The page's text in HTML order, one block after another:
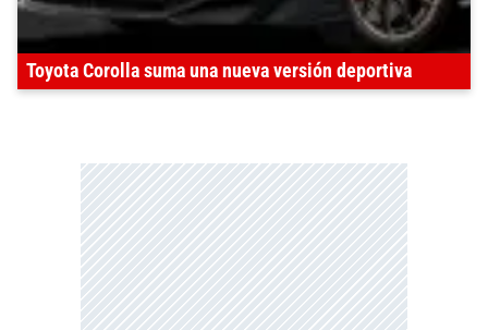
Toyota Corolla suma una nueva versión deportiva